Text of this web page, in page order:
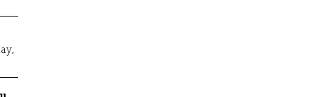
,